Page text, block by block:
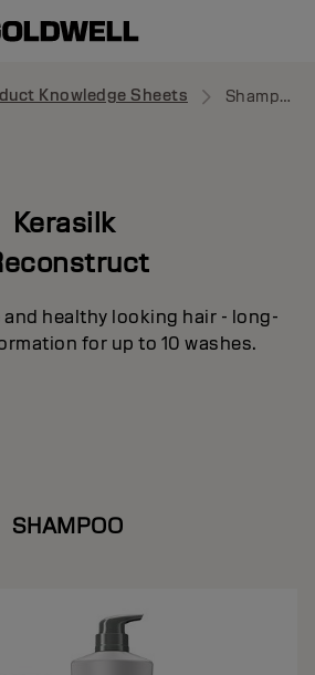
Knowledge Sheets Shampoo
Kerasilk
healthy looking hair - long-
for up to 10 washes.
SHAMPOO